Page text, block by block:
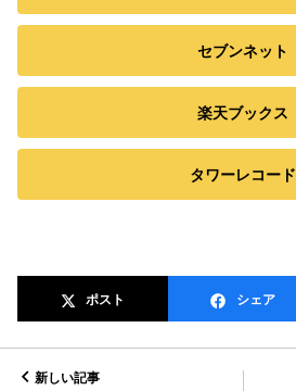
セブンネット
楽天ブックス
タワーレコード
ポスト シェア
新しい記事